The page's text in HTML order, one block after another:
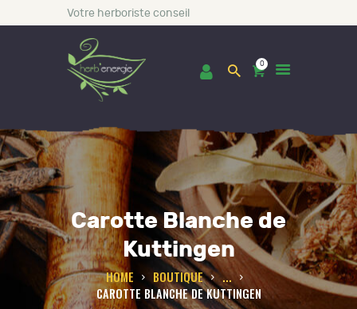
Votre herboriste conseil
0
ACCUEIL
BOUTIQUE
LES INCONTOURNABLES
CONSULTATIONS
BLOG
A PROPOS DE NOUS
Carotte Blanche de
Kuttingen
HOME BOUTIQUE
...
CAROTTE BLANCHE DE KUTTINGEN